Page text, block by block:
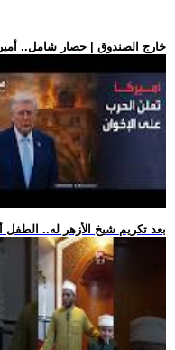
.. خارج الصندوق | حصار شامل..
.. بعد تكريم شيخ الأزهر له..